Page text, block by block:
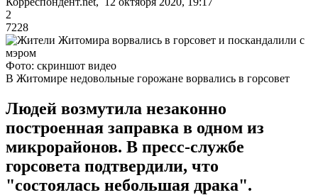
2
7228
Фото: скриншот видео
В Житомире недовольные горожане ворвались в горсовет
Людей возмутила незаконно
построенная заправка в одном из
микрорайонов. В пресс-службе
горсовета подтвердили, что
"состоялась небольшая драка".